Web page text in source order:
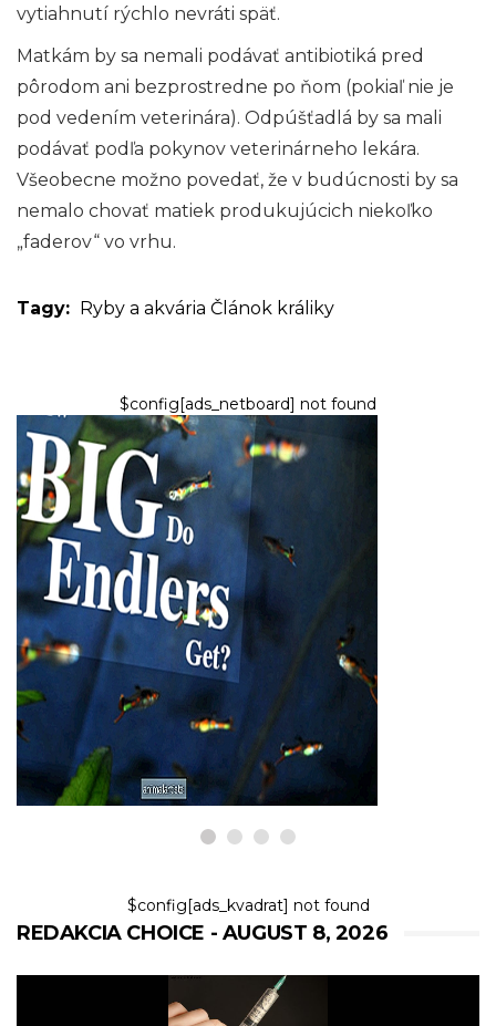
vytiahnutí rýchlo nevráti späť.
Matkám by sa nemali podávať antibiotiká pred
pôrodom ani bezprostredne po ňom (pokiaľ nie je
pod vedením veterinára). Odpúšťadlá by sa mali
podávať podľa pokynov veterinárneho lekára.
Všeobecne možno povedať, že v budúcnosti by sa
nemalo chovať matiek produkujúcich niekoľko
„faderov“ vo vrhu.
Tagy: Ryby a akvária Článok králiky
$config[ads_netboard] not found
RYBY A AKVÁRIÁ
Aké veľké sú Endlers?
8,2026
$config[ads_kvadrat] not found
REDAKCIA CHOICE - AUGUST 8, 2026